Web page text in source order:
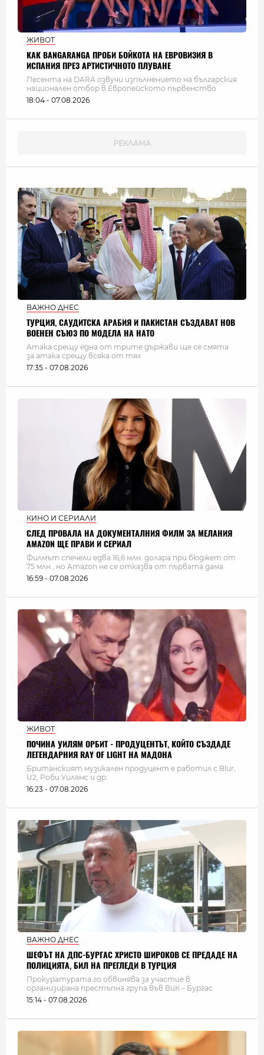
ЖИВОТ
КАК BANGARANGA ПРОБИ БОЙКОТА НА ЕВРОВИЗИЯ В
ИСПАНИЯ ПРЕЗ АРТИСТИЧНОТО ПЛУВАНЕ
Песента на DARA озвучи изпълнението на българския
национален отбор в Европейското първенство
18:04 - 07.08.2026
ВАЖНО ДНЕС
ТУРЦИЯ, САУДИТСКА АРАБИЯ И ПАКИСТАН СЪЗДАВАТ НОВ
ВОЕНЕН СЪЮЗ ПО МОДЕЛА НА НАТО
Атака срещу една от трите държави ще се смята
за атака срещу всяка от тях
17:35 - 07.08.2026
КИНО И СЕРИАЛИ
СЛЕД ПРОВАЛА НА ДОКУМЕНТАЛНИЯ ФИЛМ ЗА МЕЛАНИЯ
AMAZON ЩЕ ПРАВИ И СЕРИАЛ
Филмът спечели едва 16,6 млн. долара при бюджет от
75 млн., но Amazon не се отказва от първата дама
16:59 - 07.08.2026
ЖИВОТ
ПОЧИНА УИЛЯМ ОРБИТ - ПРОДУЦЕНТЪТ, КОЙТО СЪЗДАДЕ
ЛЕГЕНДАРНИЯ RAY OF LIGHT НА МАДОНА
Британският музикален продуцент е работил с Blur,
U2, Роби Уилямс и др.
16:23 - 07.08.2026
ВАЖНО ДНЕС
ШЕФЪТ НА ДПС-БУРГАС ХРИСТО ШИРОКОВ СЕ ПРЕДАДЕ НА
ПОЛИЦИЯТА, БИЛ НА ПРЕГЛЕДИ В ТУРЦИЯ
Прокуратурата го обвинява за участие в
организирана престъпна група във ВиК – Бургас
15:14 - 07.08.2026